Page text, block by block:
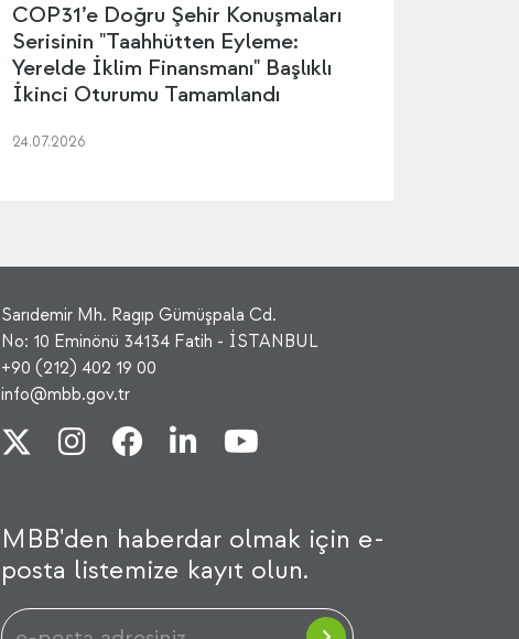
COP31’e Doğru Şehir Konuşmaları
Serisinin "Taahhütten Eyleme:
Yerelde İklim Finansmanı" Başlıklı
İkinci Oturumu Tamamlandı
24.07.2026
Sarıdemir Mh. Ragıp Gümüşpala Cd.
No: 10 Eminönü 34134 Fatih - İSTANBUL
+90 (212) 402 19 00
info@mbb.gov.tr
MBB'den haberdar olmak için e-
posta listemize kayıt olun.